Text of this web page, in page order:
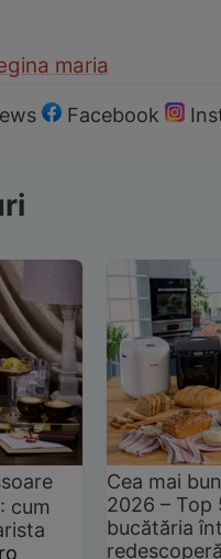
maria
Facebook
cum
Cea mai
2026 –
bucătăria